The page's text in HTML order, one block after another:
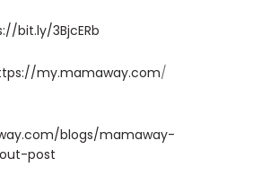
bit.ly/3BjcERb
my.mamaway.com/
blogs/mamaway-
post